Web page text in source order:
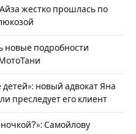
жестко прошлась по
новые подробности
новый адвокат Яна
преследует его клиент
Самойлову